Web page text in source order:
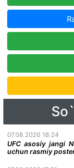
07.08.2026 18:24
UFC asosiy jangi
uchun rasmiy